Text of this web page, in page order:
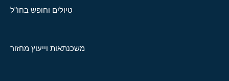
טיולים וחופש בחו"ל
משכנתאות וייעוץ מחזור